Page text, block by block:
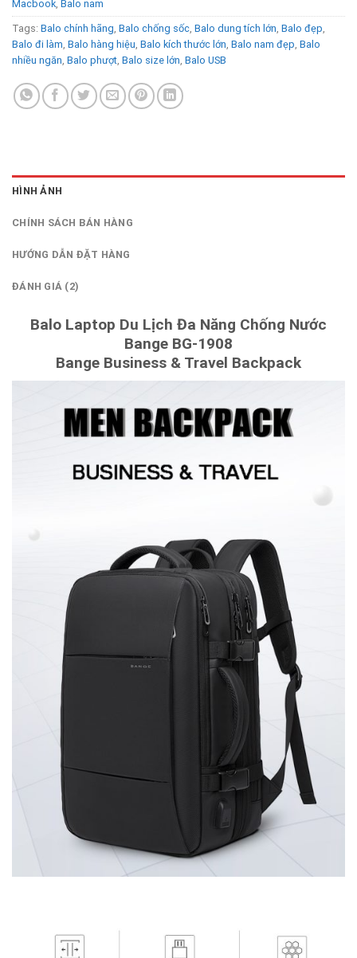
Macbook, Balo nam
Tags: Balo chính hãng, Balo chống sốc, Balo dung tích lớn, Balo đẹp,
Balo đi làm, Balo hàng hiệu, Balo kích thước lớn, Balo nam đẹp, Balo
nhiều ngăn, Balo phượt, Balo size lớn, Balo USB
HÌNH ẢNH
CHÍNH SÁCH BÁN HÀNG
HƯỚNG DẪN ĐẶT HÀNG
ĐÁNH GIÁ (2)
Balo Laptop Du Lịch Đa Năng Chống Nước
Bange BG-1908
Bange Business & Travel Backpack